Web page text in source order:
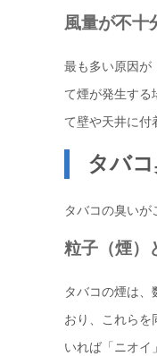
風量が不十
最も多い原因が
て煙が発生する
て壁や天井に付
タバ
タバコの臭いが
粒子（煙）
タバコの煙は
おり、これらを
いれば「ニオイ